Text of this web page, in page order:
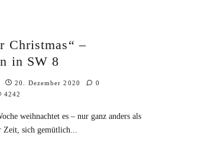
Christmas“ –
in SW 8
20. Dezember 2020
0
4242
weihnachtet es – nur ganz anders als
Zeit, sich gemütlich